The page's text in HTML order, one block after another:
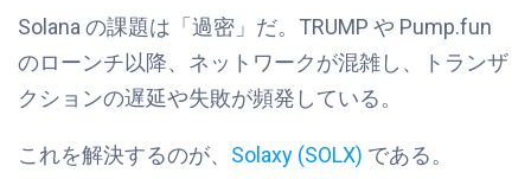
Solana の課題は「過密」だ。TRUMP や Pump.fun
のローンチ以降、ネットワークが混雑し、トランザ
クションの遅延や失敗が頻発している。
これを解決するのが、 Solaxy (SOLX) である。